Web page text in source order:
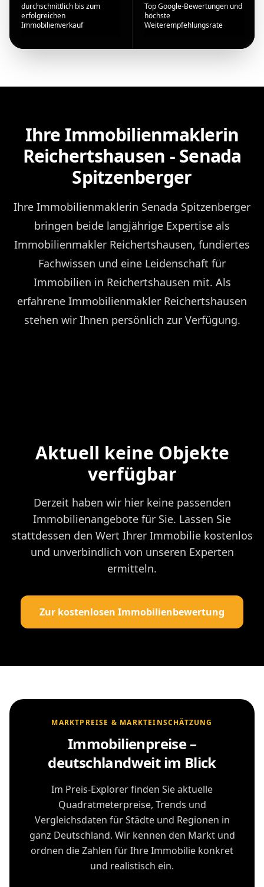
durchschnittlich bis zum
erfolgreichen
Immobilienverkauf
Top Google-Bewertungen und
höchste
Weiterempfehlungsrate
Ihre Immobilienmaklerin
Reichertshausen - Senada
Spitzenberger
Ihre Immobilienmaklerin Senada Spitzenberger
bringen beide langjährige Expertise als
Immobilienmakler Reichertshausen, fundiertes
Fachwissen und eine Leidenschaft für
Immobilien in Reichertshausen mit. Als
erfahrene Immobilienmakler Reichertshausen
stehen wir Ihnen persönlich zur Verfügung.
Aktuell keine Objekte
verfügbar
Derzeit haben wir hier keine passenden
Immobilienangebote für Sie. Lassen Sie
stattdessen den Wert Ihrer Immobilie kostenlos
und unverbindlich von unseren Experten
ermitteln.
Zur kostenlosen Immobilienbewertung
MARKTPREISE & MARKTEINSCHÄTZUNG
Immobilienpreise –
deutschlandweit im Blick
Im Preis-Explorer finden Sie aktuelle
Quadratmeterpreise, Trends und
Vergleichsdaten für Städte und Regionen in
ganz Deutschland. Wir kennen den Markt und
ordnen die Zahlen für Ihre Immobilie konkret
und realistisch ein.